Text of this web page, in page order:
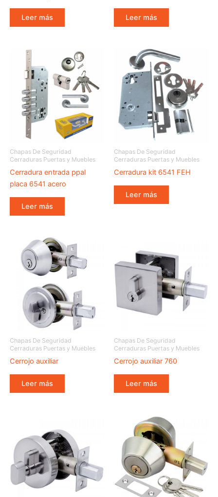
Leer más Leer más
Chapas De Seguridad
Cerraduras Puertas y Muebles
Cerradura entrada ppal
placa 6541 acero
Leer más
Chapas De Seguridad
Cerraduras Puertas y Muebles
Cerradura kit 6541 FEH
Leer más
Chapas De Seguridad
Cerraduras Puertas y Muebles
Cerrojo auxiliar
Leer más
Chapas De Seguridad
Cerraduras Puertas y Muebles
Cerrojo auxiliar 760
Leer más